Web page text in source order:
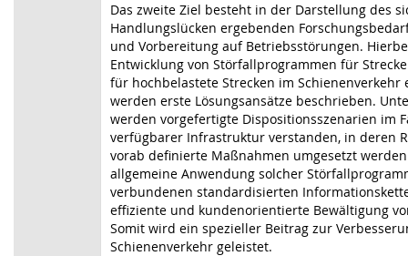
Das zweite Ziel besteht in der Darstellung des
Handlungslücken ergebenden
und Vorbereitung auf Betriebsstörungen.
Entwicklung von Störfallprogrammen für
für hochbelastete Strecken im Schienenverkehr
werden erste Lösungsansätze beschrieben.
werden vorgefertigte Dispositionsszenarien im
verfügbarer Infrastruktur verstanden, in deren
vorab definierte Maßnahmen umgesetzt
allgemeine Anwendung solcher
verbundenen standardisierten
effiziente und kundenorientierte Bewältigung
Somit wird ein spezieller Beitrag zur
Schienenverkehr geleistet.